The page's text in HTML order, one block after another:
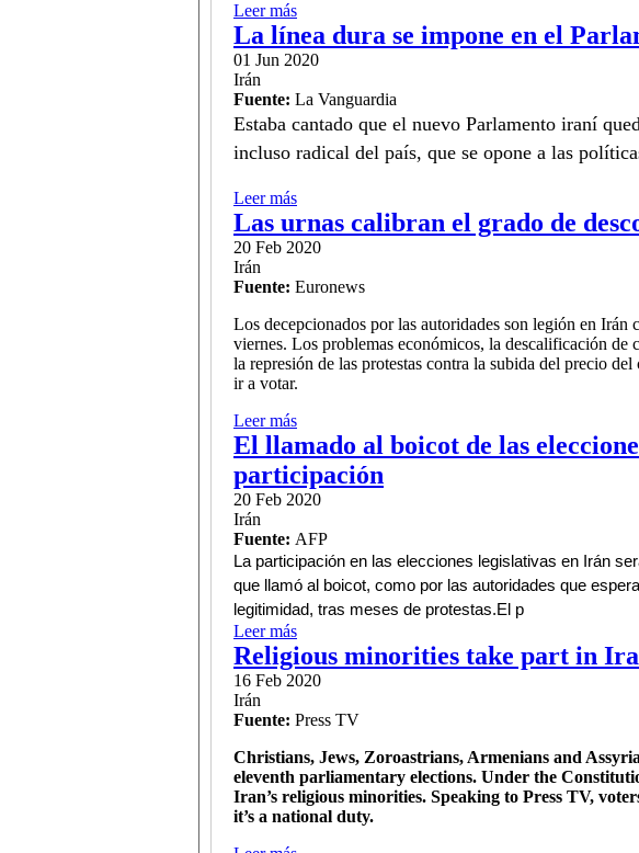
Leer más
La línea dura se impone en el
01 Jun 2020
Irán
Fuente: La Vanguardia
Estaba cantado que el nuevo Parlamento iraní
incluso radical del país, que se opone a las
Leer más
Las urnas calibran el grado de
20 Feb 2020
Irán
Fuente: Euronews
Los decepcionados por las autoridades son legión en Irán
viernes. Los problemas económicos, la descalificación
la represión de las protestas contra la subida del precio
ir a votar.
Leer más
El llamado al boicot de las
participación
20 Feb 2020
Irán
Fuente: AFP
La participación en las elecciones legislativas en Irán
que llamó al boicot, como por las autoridades que
legitimidad, tras meses de protestas.El p
Leer más
Religious minorities take part in
16 Feb 2020
Irán
Fuente: Press TV
Christians, Jews, Zoroastrians, Armenians and
eleventh parliamentary elections. Under the
Iran’s religious minorities. Speaking to Press TV,
it’s a national duty.